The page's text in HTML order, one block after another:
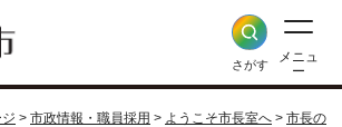
さがす
メニュ
ー
> 市政情報・職員採用 > ようこそ市長室へ > 市長の